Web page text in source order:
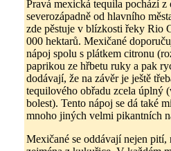
Pravá mexická tequila pochází
severozápadně od hlavního
zde pěstuje v blízkosti řeky Rio
000 hektarů. Mexičané
nápoj spolu s plátkem citronu
paprikou ze hřbetu ruky a pak
dodávají, že na závěr je ještě
tequilového obřadu zcela úplný
bolest). Tento nápoj se dá také
mnoho jiných velmi pikantních
Mexičané se oddávají nejen